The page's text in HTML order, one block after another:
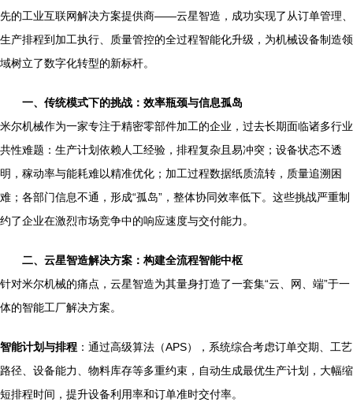
先的工业互联网解决方案提供商——云星智造，成功实现了从订单管理、
生产排程到加工执行、质量管控的全过程智能化升级，为机械设备制造领
域树立了数字化转型的新标杆。
一、传统模式下的挑战：效率瓶颈与信息孤岛
米尔机械作为一家专注于精密零部件加工的企业，过去长期面临诸多行业
共性难题：生产计划依赖人工经验，排程复杂且易冲突；设备状态不透
明，稼动率与能耗难以精准优化；加工过程数据纸质流转，质量追溯困
难；各部门信息不通，形成“孤岛”，整体协同效率低下。这些挑战严重制
约了企业在激烈市场竞争中的响应速度与交付能力。
二、云星智造解决方案：构建全流程智能中枢
针对米尔机械的痛点，云星智造为其量身打造了一套集“云、网、端”于一
体的智能工厂解决方案。
智能计划与排程 ：通过高级算法（APS），系统综合考虑订单交期、工艺
路径、设备能力、物料库存等多重约束，自动生成最优生产计划，大幅缩
短排程时间，提升设备利用率和订单准时交付率。